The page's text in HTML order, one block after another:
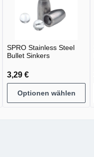
SPRO Stainless Steel
Bullet Sinkers
3,29 €
Optionen wählen